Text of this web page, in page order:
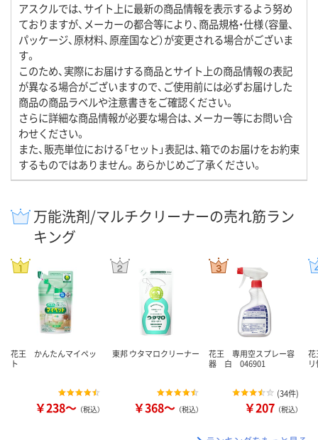
アスクルでは、サイト上に最新の商品情報を表示するよう努め
ておりますが、メーカーの都合等により、商品規格・仕様（容量、
パッケージ、原材料、原産国など）が変更される場合がございま
す。
このため、実際にお届けする商品とサイト上の商品情報の表記
が異なる場合がございますので、ご使用前には必ずお届けした
商品の商品ラベルや注意書きをご確認ください。
さらに詳細な商品情報が必要な場合は、メーカー等にお問い合
わせください。
また、販売単位における「セット」表記は、箱でのお届けをお約束
するものではありません。あらかじめご了承ください。
万能洗剤/マルチクリーナーの売れ筋ラン
キング
花王 かんたんマイペッ
ト
￥238～ （税込）
東邦 ウタマロクリーナー
￥368～ （税込）
花王 専用空スプレー容
器 白 046901
(34件)
￥207 （税込）
花